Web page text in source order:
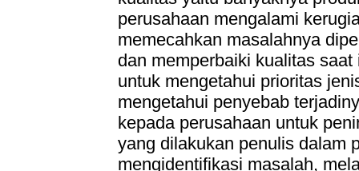
perusahaan mengalami
memecahkan masalahnya
dan memperbaiki kualitas
untuk mengetahui prioritas
mengetahui penyebab
kepada perusahaan untuk
yang dilakukan penulis dalam
mengidentifikasi masalah,